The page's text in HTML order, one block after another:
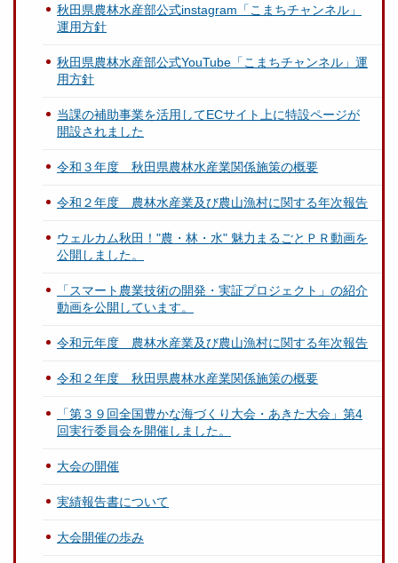
秋田県農林水産部公式instagram「こまちチャンネル」
運用方針
秋田県農林水産部公式YouTube「こまちチャンネル」運
用方針
当課の補助事業を活用してECサイト上に特設ページが
開設されました
令和３年度 秋田県農林水産業関係施策の概要
令和２年度 農林水産業及び農山漁村に関する年次報告
ウェルカム秋田！"農・林・水" 魅力まるごとＰＲ動画を
公開しました。
「スマート農業技術の開発・実証プロジェクト」の紹介
動画を公開しています。
令和元年度 農林水産業及び農山漁村に関する年次報告
令和２年度 秋田県農林水産業関係施策の概要
「第３９回全国豊かな海づくり大会・あきた大会」第4
回実行委員会を開催しました。
大会の開催
実績報告書について
大会開催の歩み